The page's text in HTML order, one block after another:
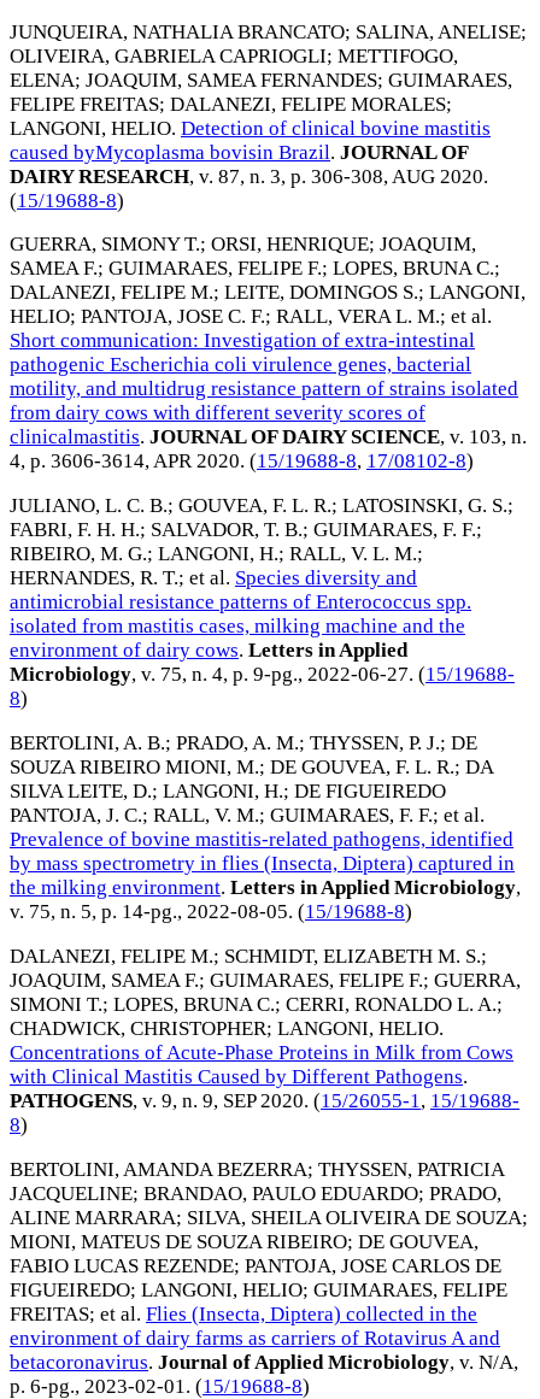
JUNQUEIRA, NATHALIA BRANCATO; SALINA, ANELISE;
OLIVEIRA, GABRIELA CAPRIOGLI; METTIFOGO,
ELENA; JOAQUIM, SAMEA FERNANDES; GUIMARAES,
FELIPE FREITAS; DALANEZI, FELIPE MORALES;
LANGONI, HELIO. Detection of clinical bovine mastitis
caused byMycoplasma bovisin Brazil. JOURNAL OF
DAIRY RESEARCH, v. 87, n. 3, p. 306-308, AUG 2020.
(15/19688-8)
GUERRA, SIMONY T.; ORSI, HENRIQUE; JOAQUIM,
SAMEA F.; GUIMARAES, FELIPE F.; LOPES, BRUNA C.;
DALANEZI, FELIPE M.; LEITE, DOMINGOS S.; LANGONI,
HELIO; PANTOJA, JOSE C. F.; RALL, VERA L. M.; et al.
Short communication: Investigation of extra-intestinal
pathogenic Escherichia coli virulence genes, bacterial
motility, and multidrug resistance pattern of strains isolated
from dairy cows with different severity scores of
clinicalmastitis. JOURNAL OF DAIRY SCIENCE, v. 103, n.
4, p. 3606-3614,APR 2020. (15/19688-8, 17/08102-8)
JULIANO, L. C. B.; GOUVEA, F. L. R.; LATOSINSKI, G. S.;
FABRI, F. H. H.; SALVADOR, T. B.; GUIMARAES, F. F.;
RIBEIRO, M. G.; LANGONI, H.; RALL, V. L. M.;
HERNANDES, R. T.; et al. Species diversity and
antimicrobial resistance patterns of Enterococcus spp.
isolated from mastitis cases, milking machine and the
environment of dairy cows. Letters in Applied
Microbiology, v. 75, n. 4, p. 9-pg., 2022-06-27. (15/19688-
8)
BERTOLINI, A. B.; PRADO, A. M.; THYSSEN, P. J.; DE
SOUZA RIBEIRO MIONI, M.; DE GOUVEA, F. L. R.; DA
SILVA LEITE, D.; LANGONI, H.; DE FIGUEIREDO
PANTOJA, J. C.; RALL, V. M.; GUIMARAES, F. F.; et al.
Prevalence of bovine mastitis-related pathogens, identified
by mass spectrometry in flies (Insecta, Diptera) captured in
the milking environment. Letters in Applied Microbiology,
v. 75, n. 5, p. 14-pg., 2022-08-05. (15/19688-8)
DALANEZI, FELIPE M.; SCHMIDT, ELIZABETH M. S.;
JOAQUIM, SAMEA F.; GUIMARAES, FELIPE F.; GUERRA,
SIMONI T.; LOPES, BRUNA C.; CERRI, RONALDO L. A.;
CHADWICK, CHRISTOPHER; LANGONI, HELIO.
Concentrations of Acute-Phase Proteins in Milk from Cows
with Clinical Mastitis Caused by Different Pathogens.
PATHOGENS, v. 9, n. 9, SEP 2020. (15/26055-1 , 15/19688-
8)
BERTOLINI, AMANDA BEZERRA; THYSSEN, PATRICIA
JACQUELINE; BRANDAO, PAULO EDUARDO; PRADO,
ALINE MARRARA; SILVA, SHEILA OLIVEIRA DE SOUZA;
MIONI, MATEUS DE SOUZA RIBEIRO; DE GOUVEA,
FABIO LUCAS REZENDE; PANTOJA, JOSE CARLOS DE
FIGUEIREDO; LANGONI, HELIO; GUIMARAES, FELIPE
FREITAS; et al. Flies (Insecta, Diptera) collected in the
environment of dairy farms as carriers of Rotavirus A and
betacoronavirus. Journal of Applied Microbiology, v. N/A,
p. 6-pg., 2023-02-01 . (15/19688-8)